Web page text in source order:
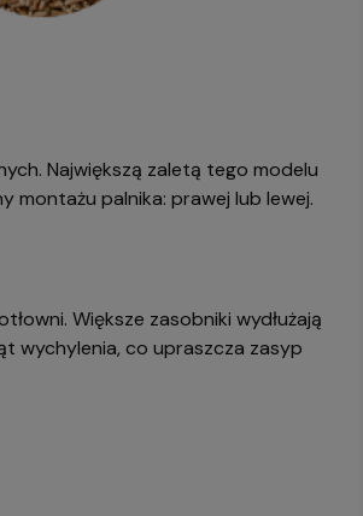
Największą zaletą tego modelu
palnika: prawej lub lewej.
Większe zasobniki wydłużają
wychylenia, co upraszcza zasyp